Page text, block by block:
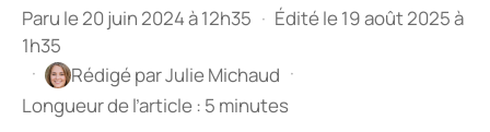
Paru le 20 juin 2024 à 12h35 · Édité le 19 août 2025 à
1h35
·
Rédigé parJulie Michaud ·
Longueur de l’article : 5 minutes